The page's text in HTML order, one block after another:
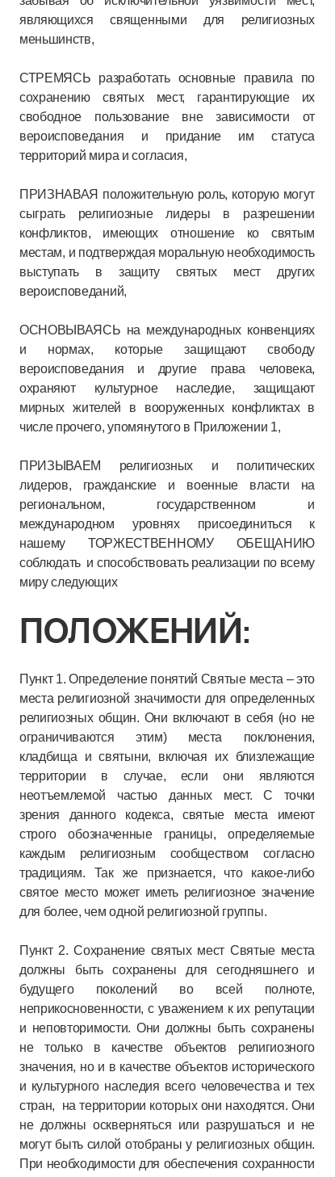
являющихся священными для религиозных
меньшинств,
СТРЕМЯСЬ разработать основные правила по
сохранению святых мест, гарантирующие их
свободное пользование вне зависимости от
вероисповедания и придание им статуса
территорий мира и согласия,
ПРИЗНАВАЯ положительную роль, которую могут
сыграть религиозные лидеры в разрешении
конфликтов, имеющих отношение ко святым
местам, и подтверждая моральную необходимость
выступать в защиту святых мест других
вероисповеданий,
ОСНОВЫВАЯСЬ на международных конвенциях
и нормах, которые защищают свободу
вероисповедания и другие права человека,
охраняют культурное наследие, защищают
мирных жителей в вооруженных конфликтах в
числе прочего, упомянутого в Приложении 1,
ПРИЗЫВАЕМ религиозных и политических
лидеров, гражданские и военные власти на
региональном, государственном и
международном уровнях присоединиться к
нашему ТОРЖЕСТВЕННОМУ ОБЕЩАНИЮ
соблюдать и способствовать реализации по всему
миру следующих
ПОЛОЖЕНИЙ:
Пункт 1. Определение понятий Святые места – это
места религиозной значимости для определенных
религиозных общин. Они включают в себя (но не
ограничиваются этим) места поклонения,
кладбища и святыни, включая их близлежащие
территории в случае, если они являются
неотъемлемой частью данных мест. С точки
зрения данного кодекса, святые места имеют
строго обозначенные границы, определяемые
каждым религиозным сообществом согласно
традициям. Так же признается, что какое-либо
святое место может иметь религиозное значение
для более, чем одной религиозной группы.
Пункт 2. Сохранение святых мест Святые места
должны быть сохранены для сегодняшнего и
будущего поколений во всей полноте,
неприкосновенности, с уважением к их репутации
и неповторимости. Они должны быть сохранены
не только в качестве объектов религиозного
значения, но и в качестве объектов исторического
и культурного наследия всего человечества и тех
стран, на территории которых они находятся. Они
не должны оскверняться или разрушаться и не
могут быть силой отобраны у религиозных общин.
При необходимости для обеспечения сохранности